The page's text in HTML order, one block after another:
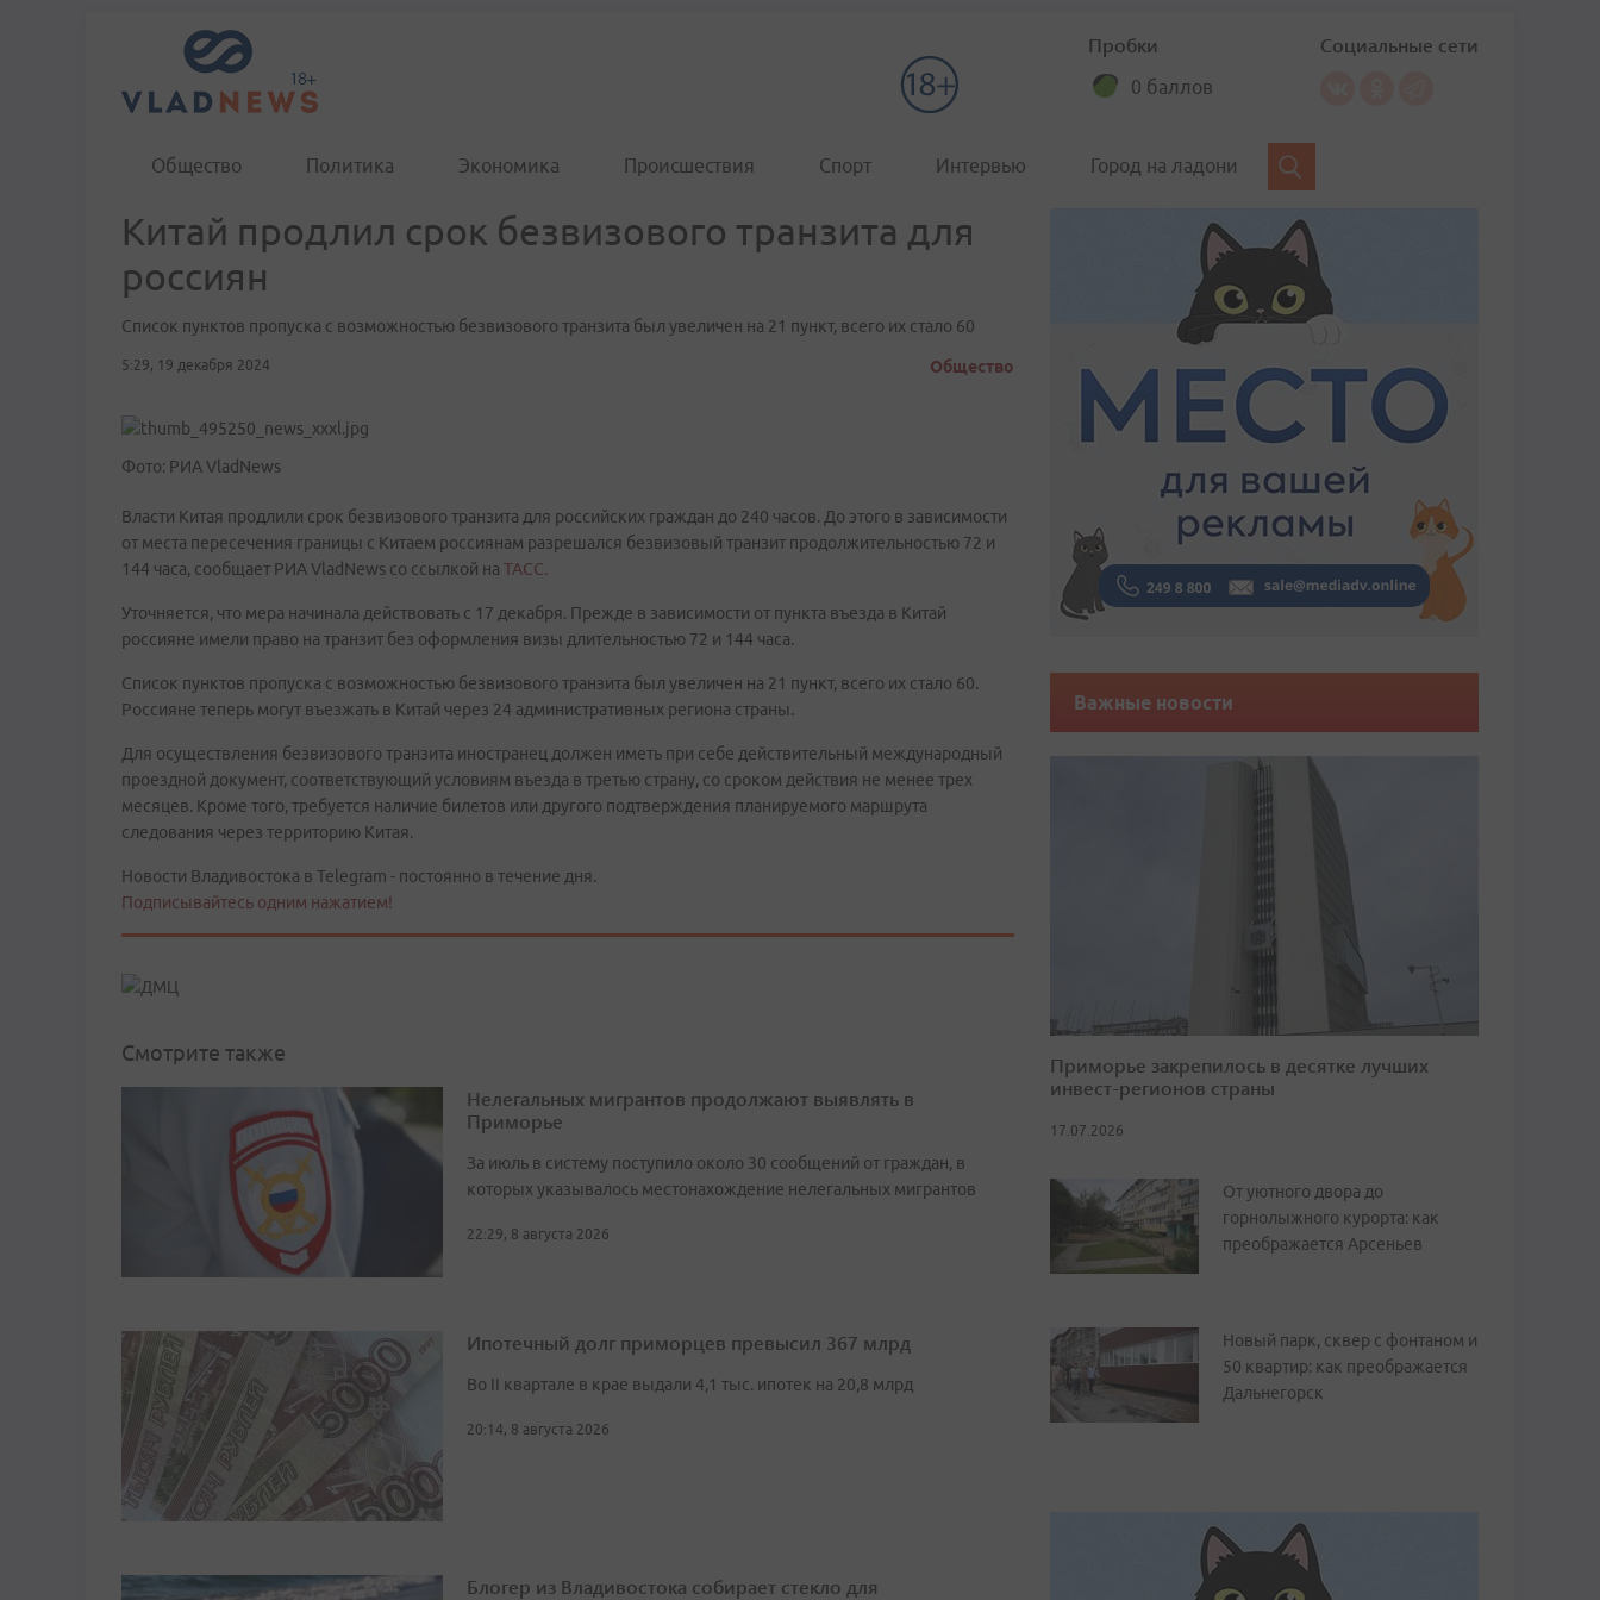
Пробки
0 баллов
Социальные сети
Общество Политика Экономика Происшествия Спорт Интервью Город на ладони
Китай продлил срок безвизового транзита для
россиян
Список пунктов пропуска с возможностью безвизового транзита был увеличен на 21 пункт, всего их стало 60
5:29, 19 декабря 2024 Общество
Фото: РИА VladNews
Власти Китая продлили срок безвизового транзита для российских граждан до 240 часов. До этого в зависимости
от места пересечения границы с Китаем россиянам разрешался безвизовый транзит продолжительностью 72 и
144 часа, сообщает РИА VladNews со ссылкой на ТАСС.
Уточняется, что мера начинала действовать с 17 декабря. Прежде в зависимости от пункта въезда в Китай
россияне имели право на транзит без оформления визы длительностью 72 и 144 часа.
Список пунктов пропуска с возможностью безвизового транзита был увеличен на 21 пункт, всего их стало 60.
Россияне теперь могут въезжать в Китай через 24 административных региона страны.
Для осуществления безвизового транзита иностранец должен иметь при себе действительный международный
проездной документ, соответствующий условиям въезда в третью страну, со сроком действия не менее трех
месяцев. Кроме того, требуется наличие билетов или другого подтверждения планируемого маршрута
следования через территорию Китая.
Новости Владивостока в Telegram - постоянно в течение дня.
Подписывайтесь одним нажатием!
Смотрите также
Нелегальных мигрантов продолжают выявлять в
Приморье
За июль в систему поступило около 30 сообщений от граждан, в
которых указывалось местонахождение нелегальных мигрантов
22:29, 8 августа 2026
Ипотечный долг приморцев превысил 367 млрд
Во II квартале в крае выдали 4,1 тыс. ипотек на 20,8 млрд
20:14, 8 августа 2026
Блогер из Владивостока собирает стекло для
Важные новости
Приморье закрепилось в десятке лучших
инвест-регионов страны
17.07.2026
От уютного двора до
горнолыжного курорта: как
преображается Арсеньев
Новый парк, сквер с фонтаном и
50 квартир: как преображается
Дальнегорск